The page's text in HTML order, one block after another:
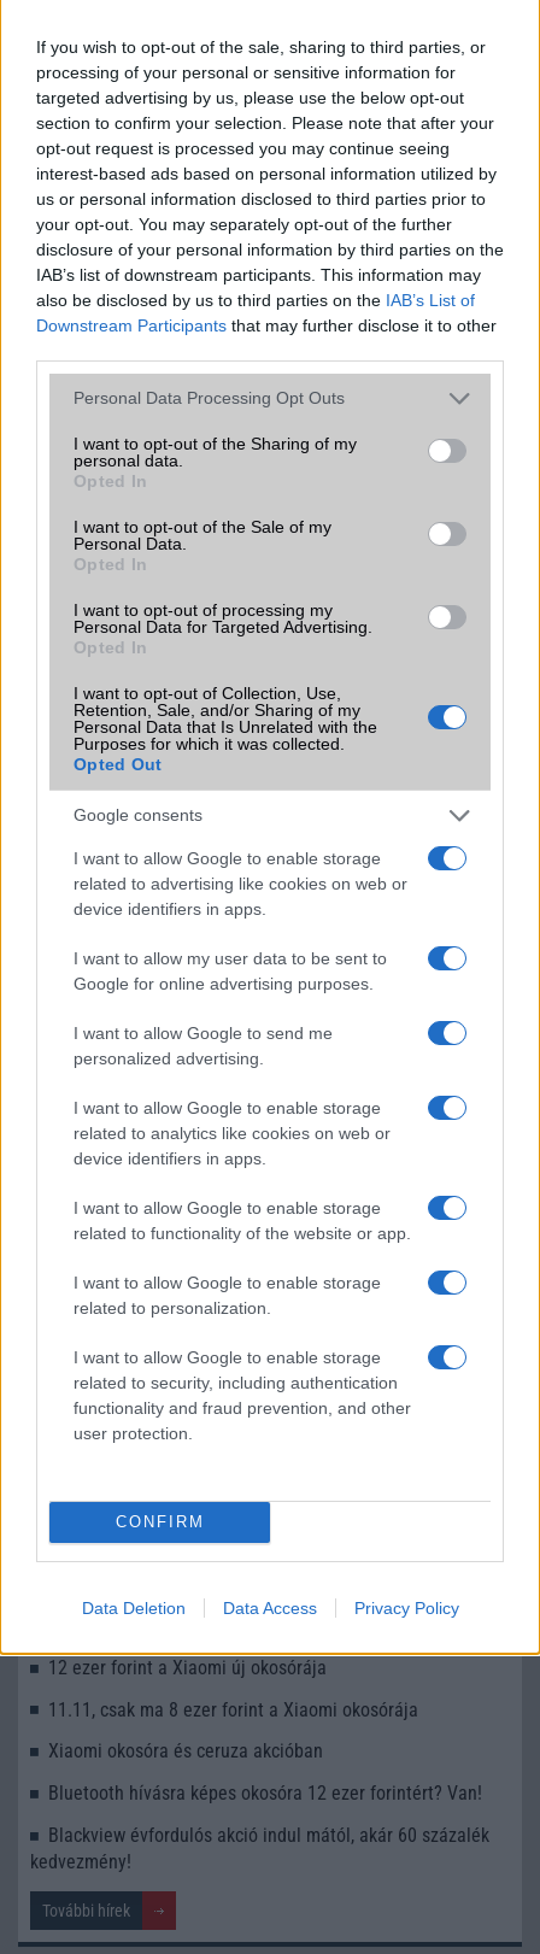
If you wish to opt-out of the sale, sharing to third parties, or
processing of your personal or sensitive information for
targeted advertising by us, please use the below opt-out
section to confirm your selection. Please note that after your
opt-out request is processed you may continue seeing
interest-based ads based on personal information utilized by
us or personal information disclosed to third parties prior to
your opt-out. You may separately opt-out of the further
disclosure of your personal information by third parties on the
IAB’s list of downstream participants. This information may
also be disclosed by us to third parties on the IAB’s List of
Downstream Participants that may further disclose it to other
Please note that this website/app uses one or more Google
not limited to your visit or usage behaviour. You may click to
grant or deny consent to Google and its third-party tags to
use your data for below specified purposes in below Google
consent section.
Personal Data Processing Opt Outs
I want to opt-out of the Sharing of my
personal data.
Opted In
I want to opt-out of the Sale of my
Personal Data.
Opted In
I want to opt-out of processing my
Personal Data for Targeted Advertising.
Opted In
I want to opt-out of Collection, Use,
Retention, Sale, and/or Sharing of my
Personal Data that Is Unrelated with the
Purposes for which it was collected.
Opted Out
Google consents
I want to allow Google to enable storage
related to advertising like cookies on web or
device identifiers in apps.
I want to allow my user data to be sent to
Google for online advertising purposes.
I want to allow Google to send me
personalized advertising.
I want to allow Google to enable storage
related to analytics like cookies on web or
device identifiers in apps.
I want to allow Google to enable storage
related to functionality of the website or app.
I want to allow Google to enable storage
related to personalization.
I want to allow Google to enable storage
related to security, including authentication
functionality and fraud prevention, and other
user protection.
CONFIRM
Data Deletion Data Access Privacy Policy
Apple iPhone 17 Pro
Euro Gsm
Számos népszerű Samsung Galaxy
frissítésből – itt a lista az érintett
modellekről
A One UI 9 érkezése új mesterséges intelligencia-
funkciókat és továbbfejlesztett kezelőfelületet hoz,
azonban több korábbi csúcskategóriás és középkategóriás
Galaxy készülék számára ez lesz az út vége.
iPhone 18 bemutató dátum - ekkor
rántja le a leplet az Apple az új
csúcsmobilokról
2026.06.29
A szeptemberi eseményen az iPhone 18 Pro modellek
mellett a régóta pletykált hajlítható iPhone Ultra is
bemutatkozhat, miközben az áremelésekről szóló
találgatások továbbra is beárnyékolják a rajtot.
Az Android rejtett automatizmusai: hat
funkció, amely észrevétlenül könnyíti
2026.06.14| Android Police
Sok felhasználó külön alkalmazásokra esküszik, pedig az
Android már évek óta olyan intelligens funkciókat kínál,
amelyek maguktól dolgoznak a háttérben.
megváltoztatja a mobilhasználatot –
sokan mégsem tudnak róla
Az Edge Panel az egyik leghasznosabb funkció, amely
jelentősen felgyorsítja a mindennapi használatot,
Új Limit +Net csomag a Telenortól
Előrendelésben 8 ezer forint az új Xiaomi okosóra
12 ezer forint a Xiaomi új okosórája
11.11, csak ma 8 ezer forint a Xiaomi okosórája
Xiaomi okosóra és ceruza akcióban
Bluetooth hívásra képes okosóra 12 ezer forintért? Van!
Blackview évfordulós akció indul mától, akár 60 százalék
kedvezmény!
További hírek